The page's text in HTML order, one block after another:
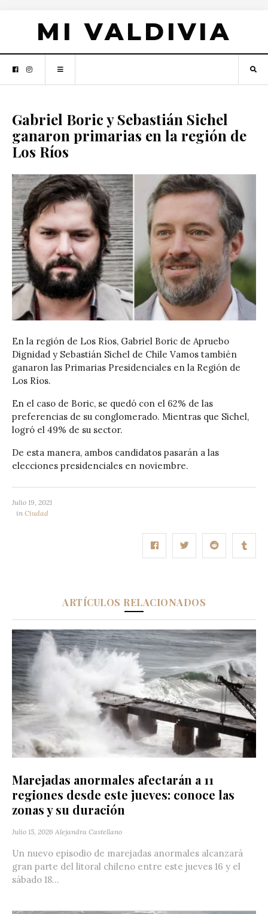
MI VALDIVIA
Gabriel Boric y Sebastián Sichel
ganaron primarias en la región de
Los Ríos
En la región de Los Ríos, Gabriel Boric de Apruebo
Dignidad y Sebastián Sichel de Chile Vamos también
ganaron las Primarias Presidenciales en la Región de
Los Ríos.
En el caso de Boric, se quedó con el 62% de las
preferencias de su conglomerado. Mientras que Sichel,
logró el 49% de su sector.
De esta manera, ambos candidatos pasarán a las
elecciones presidenciales en noviembre.
Julio 19, 2021
in Ciudad
ARTÍCULOS RELACIONADOS
Marejadas anormales afectarán a 11
regiones desde este jueves: conoce las
zonas y su duración
Julio 15, 2026 Alejandra Castellano
Un nuevo episodio de marejadas anormales alcanzará
gran parte del litoral chileno entre este jueves 16 y el
sábado 18...